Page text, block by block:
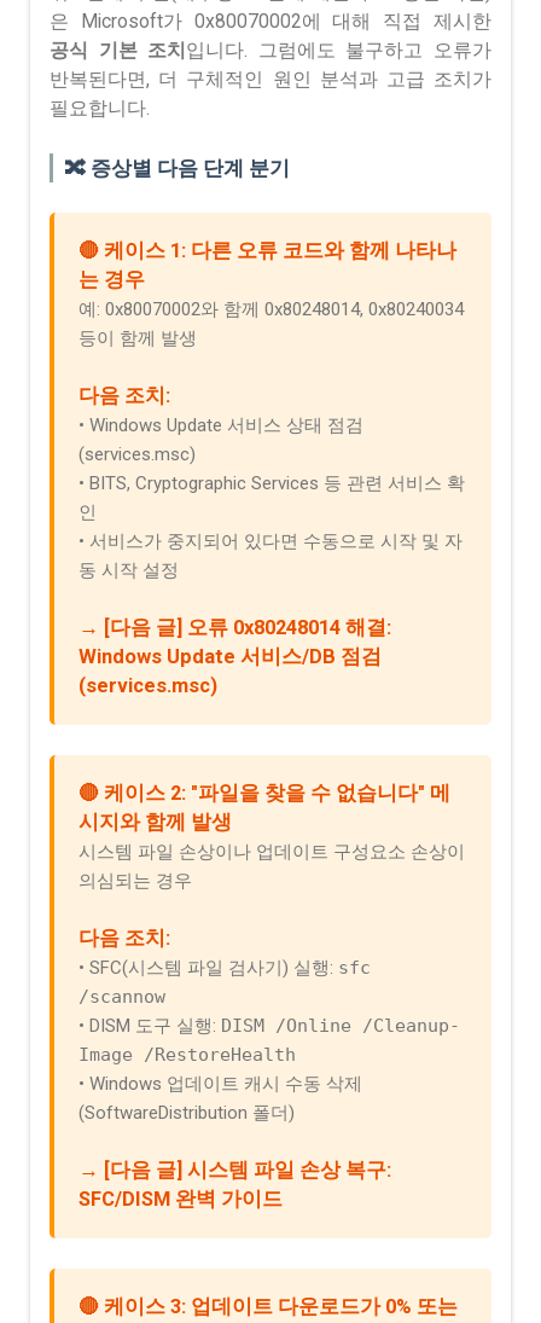
은 Microsoft가 0x80070002에 대해 직접 제시한
공식 기본 조치 입니다. 그럼에도 불구하고 오류가
반복된다면, 더 구체적인 원인 분석과 고급 조치가
필요합니다.
🔀 증상별 다음 단계 분기
🔴 케이스 1: 다른 오류 코드와 함께 나타나
는 경우
예: 0x80070002와 함께 0x80248014, 0x80240034
등이 함께 발생
다음 조치:
• Windows Update 서비스 상태 점검
(services.msc)
• BITS, Cryptographic Services 등 관련 서비스 확
인
• 서비스가 중지되어 있다면 수동으로 시작 및 자
동 시작 설정
→ [다음 글] 오류 0x80248014 해결:
Windows Update 서비스/DB 점검
(services.msc)
🔴 케이스 2: "파일을 찾을 수 없습니다" 메
시지와 함께 발생
시스템 파일 손상이나 업데이트 구성요소 손상이
의심되는 경우
다음 조치:
• SFC(시스템 파일 검사기) 실행: sfc
/scannow
• DISM 도구 실행: DISM /Online /Cleanup-
Image /RestoreHealth
• Windows 업데이트 캐시 수동 삭제
(SoftwareDistribution 폴더)
→ [다음 글] 시스템 파일 손상 복구:
SFC/DISM 완벽 가이드
🔴 케이스 3: 업데이트 다운로드가 0% 또는